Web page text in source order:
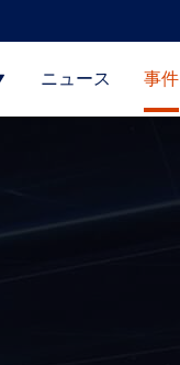
ニュース 事件